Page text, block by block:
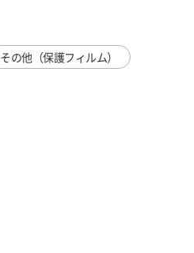
その他（保護フィルム）